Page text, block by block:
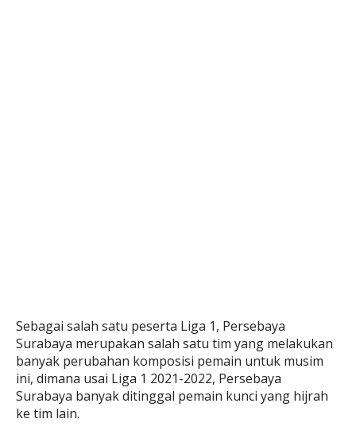
Sebagai salah satu peserta Liga 1, Persebaya
Surabaya merupakan salah satu tim yang melakukan
banyak perubahan komposisi pemain untuk musim
ini, dimana usai Liga 1 2021-2022, Persebaya
Surabaya banyak ditinggal pemain kunci yang hijrah
ke tim lain.